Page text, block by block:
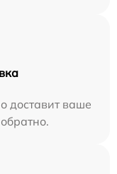
доставит ваше